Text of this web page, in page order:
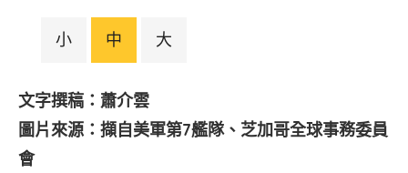
小 中 大
文字撰稿：蕭介雲
圖片來源：擷自美軍第7艦隊、芝加哥全球事務委員
會